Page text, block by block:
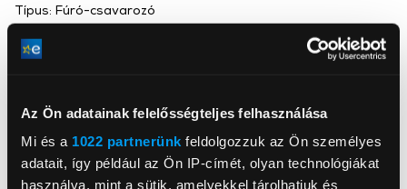
Az Ön adatainak felelősségteljes felhasználása
Mi és a 1022 partnerünk feldolgozzuk az Ön személyes
adatait, így például az Ön IP-címét, olyan technológiákat
használva, mint a sütik, amelyekkel tárolhatjuk és
Típus: Fúró-csavarozó